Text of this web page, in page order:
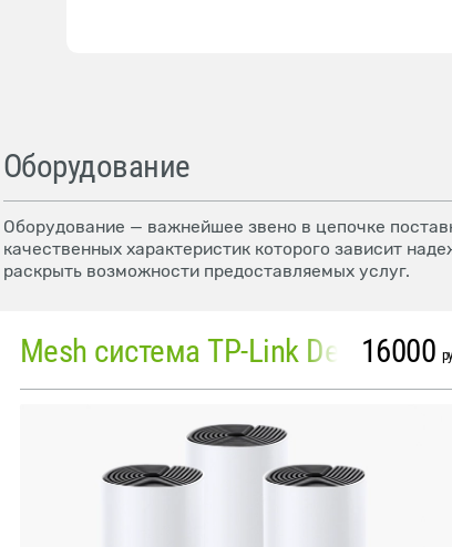
Оборудование
Оборудование — важнейшее звено в цепочке
качественных характеристик которого зависит
раскрыть возможности предоставляемых услуг.
Mesh система TP-Link Deco M4 (3 устройства)
16000